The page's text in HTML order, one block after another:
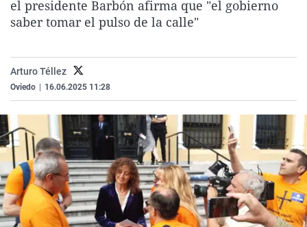
La rosa de los vientos
Como el perro y el
Caso
Equipo de
Extremadura
La Rioja
Virales
Elecciones
el presidente Barbón afirma que "el gobierno
saber tomar el pulso de la calle"
Arturo Téllez
Oviedo 16.06.2025 11:28